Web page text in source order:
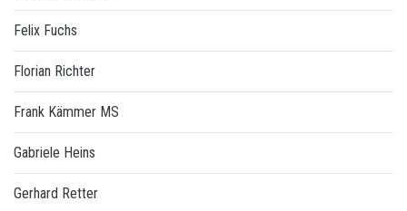
Felix Fuchs
Florian Richter
Frank Kämmer MS
Gabriele Heins
Gerhard Retter